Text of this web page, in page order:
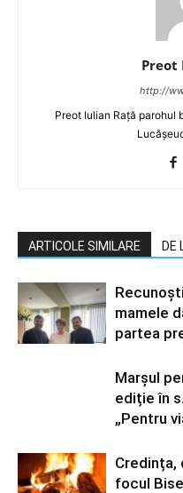
Preot
http://
Preot Iulian Rață parohul
ARTICOLE SIMILARE DE
mamele
partea
Marșul
ediție în
„Pentru
Credința,
focul